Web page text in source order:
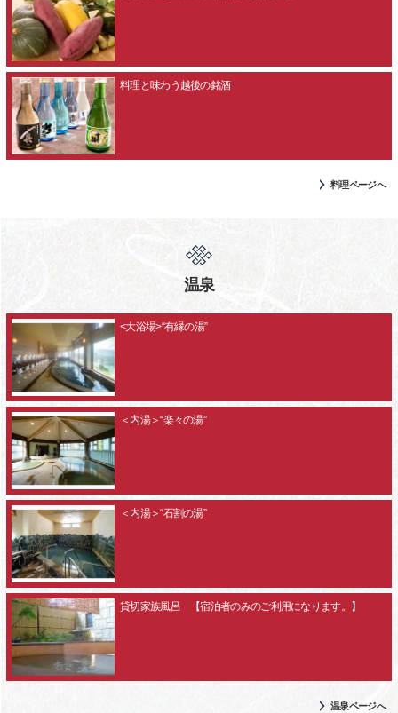
料理と味わう越後の銘酒
料理ページへ
温泉
<大浴場>“有縁の湯”
＜内湯＞“楽々の湯”
＜内湯＞“石割の湯”
貸切家族風呂 【宿泊者のみのご利用になります。】
温泉ページへ